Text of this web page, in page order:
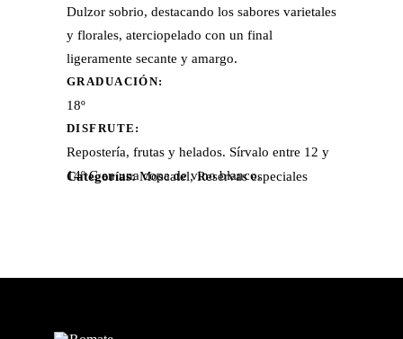
Dulzor sobrio, destacando los sabores varietales
y florales, aterciopelado con un final
ligeramente secante y amargo.
GRADUACIÓN:
18º
DISFRUTE:
Repostería, frutas y helados. Sírvalo entre 12 y
14º C en una copa de vino blanco.
Categorías: Moscatel,Reservas especiales